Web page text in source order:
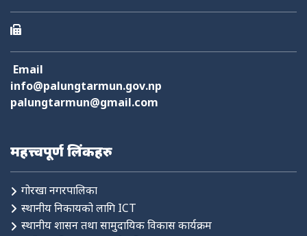
Email
info@palungtarmun.gov.np
palungtarmun@gmail.com
महत्त्वपूर्ण लिंकहरु
गोरखा नगरपालिका
स्थानीय निकायको लागि ICT
स्थानीय शासन तथा सामुदायिक विकास कार्यक्रम